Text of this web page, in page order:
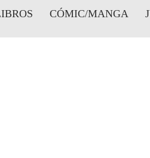
CÓMIC/MANGA